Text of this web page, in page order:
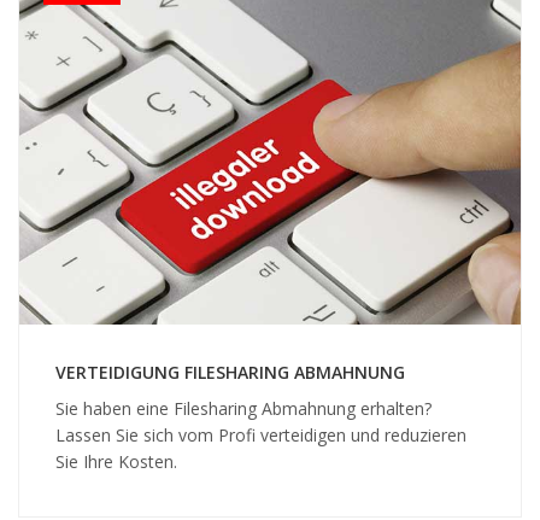
VERTEIDIGUNG FILESHARING ABMAHNUNG
Sie haben eine Filesharing Abmahnung erhalten?
Lassen Sie sich vom Profi verteidigen und reduzieren
Sie Ihre Kosten.